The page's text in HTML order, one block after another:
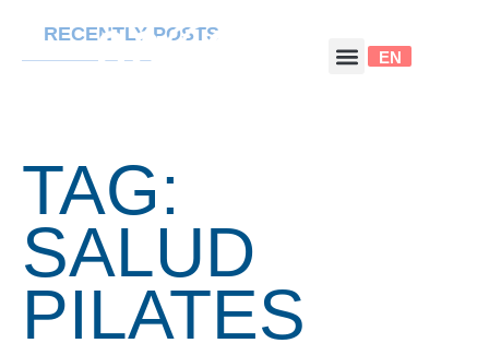
EN
RECENTLY POSTS
TAG:
SALUD
PILATES